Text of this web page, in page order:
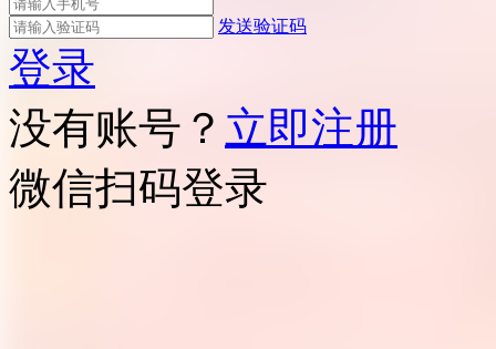
发送验证码
登录
没有账号？ 立即注册
微信扫码登录